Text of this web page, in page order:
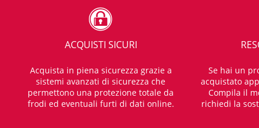
ACQUISTI SICURI
Acquista in piena sicurezza grazie a
sistemi avanzati di sicurezza che
permettono una protezione totale da
frodi ed eventuali furti di dati online.
Se hai un
acquistato
Compila il
richiedi la